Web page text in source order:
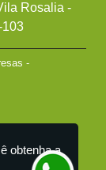
Rosalia -
103
-
obtenha a